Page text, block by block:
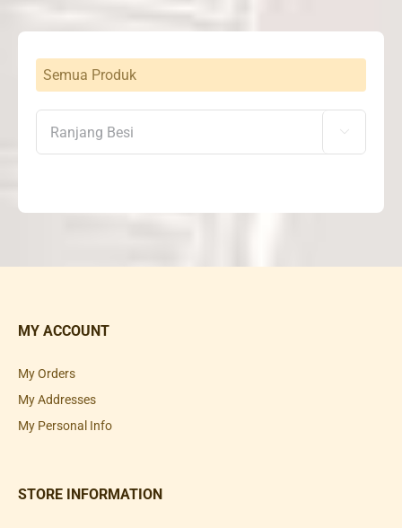
Semua Produk

MY ACCOUNT
My Orders
My Addresses
My Personal Info
STORE INFORMATION